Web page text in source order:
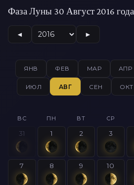
Фаза Луны 30 Август 2016 года
◄ ►
ЯНВ ФЕВ МАР АПР
ИЮЛ АВГ СЕН ОКТ
ВС ПН ВТ СР
31 1 2 3
7 8 9 10